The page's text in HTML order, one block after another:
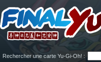
Rechercher une carte Yu-Gi-Oh! :